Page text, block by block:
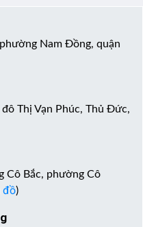
Nam Đồng, quận
Thị Vạn Phúc, Thủ Đức,
Cô Bắc, phường Cô
đồ)